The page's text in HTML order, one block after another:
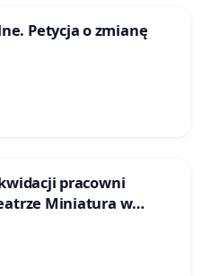
Petycja o zmianę
pracowni
Miniatura w